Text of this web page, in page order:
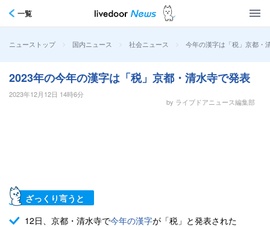
一覧
ニューストップ > 国内ニュース > 社会ニュース > 今年の漢字は「税」京都・
2023年の今年の漢字は「税」京都・清水寺で発表
2023年12月12日 14時6分
by ライブドアニュース編集部
ざっくり言うと
12日、京都・清水寺で今年の漢字が「税」と発表された